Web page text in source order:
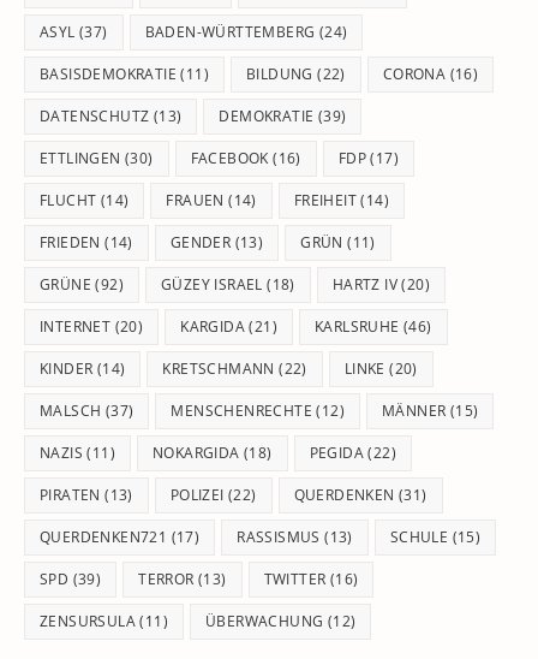
ASYL (37) BADEN-WÜRTTEMBERG (24)
BASISDEMOKRATIE (11) BILDUNG (22) CORONA (16)
DATENSCHUTZ (13) DEMOKRATIE (39)
ETTLINGEN (30) FACEBOOK (16) FDP(17)
FLUCHT (14) FRAUEN (14) FREIHEIT(14)
FRIEDEN (14) GENDER (13) GRÜN (11)
GRÜNE (92) GÜZEY ISRAEL (18) HARTZ IV(20)
INTERNET (20) KARGIDA(21) KARLSRUHE (46)
KINDER (14) KRETSCHMANN (22) LINKE (20)
MALSCH (37) MENSCHENRECHTE (12) MÄNNER (15)
NAZIS (11) NOKARGIDA (18) PEGIDA(22)
PIRATEN (13) POLIZEI (22) QUERDENKEN (31)
QUERDENKEN721 (17) RASSISMUS (13) SCHULE (15)
SPD (39) TERROR (13) TWITTER (16)
ZENSURSULA(11) ÜBERWACHUNG (12)